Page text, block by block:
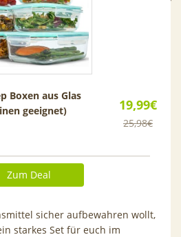
19,99€
25,98€
Boxen aus Glas
geeignet)
Zum Deal
sicher aufbewahren wollt,
starkes Set für euch im